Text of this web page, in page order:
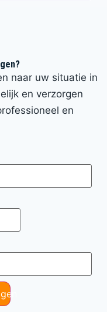
naar uw situatie in
en verzorgen
en